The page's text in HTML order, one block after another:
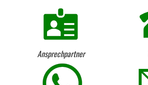
Ansprechpartner